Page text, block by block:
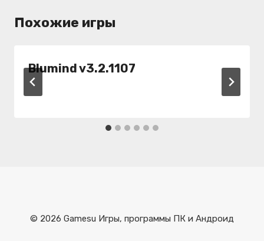
Похожие игры
Blumind v3.2.1107
© 2026 Gamesu Игры, программы ПК и Андроид